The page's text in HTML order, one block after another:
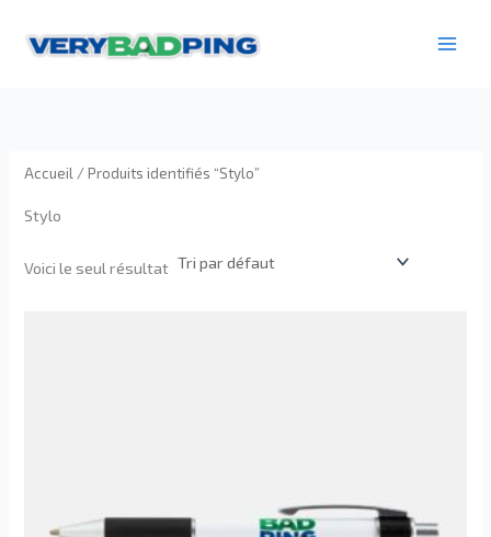
Accueil / Produits identifiés “Stylo”
Stylo
Voici le seul résultat